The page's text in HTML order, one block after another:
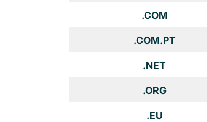
.COM
.COM.PT
.NET
.ORG
.EU